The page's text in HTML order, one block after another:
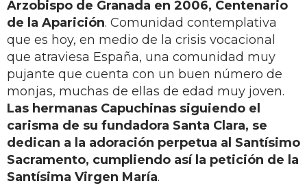
Arzobispo de Granada en 2006, Centenario
de la Aparición. Comunidad contemplativa
que es hoy, en medio de la crisis vocacional
que atraviesa España, una comunidad muy
pujante que cuenta con un buen número de
monjas, muchas de ellas de edad muy joven.
Las hermanas Capuchinas siguiendo el
carisma de su fundadora Santa Clara, se
dedican a la adoración perpetua al Santísimo
Sacramento, cumpliendo así la petición de la
Santísima Virgen María.